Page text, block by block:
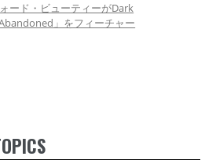
ード・ビューティーがDark
」をフィーチャー